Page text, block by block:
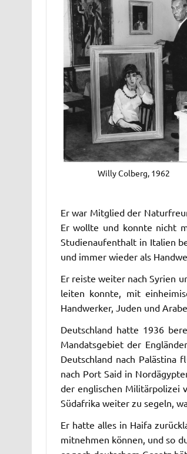
Willy Colberg, 1962
Er war Mitglied der
Er wollte und konnte nicht
Studienaufenthalt in Italien
und immer wieder als
Er reiste weiter nach Syrien
leiten konnte, mit
Handwerker, Juden und
Deutschland hatte 1936
Mandatsgebiet der
Deutschland nach
nach Port Said in
der englischen Militärpolizei
Südafrika weiter zu segeln,
Er hatte alles in Haifa
mitnehmen können, und so